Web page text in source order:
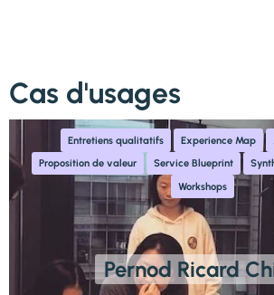
Cas d'usages
Entretiens qualitatifs Experience Map ,
Proposition de valeur Service Blueprint ,
Workshops
Pernod Ricard